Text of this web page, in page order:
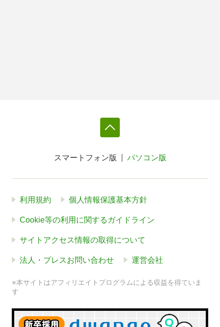
スマートフォン版 パソコン版
利用規約 個人情報保護基本方針
Cookie等の利用に関するガイドライン
サイトアクセス情報の取得について
法人・プレスお問い合わせ 運営会社
※本サイトはアフィリエイトプログラムによる収益を得ていま
す